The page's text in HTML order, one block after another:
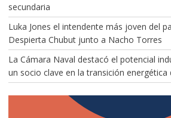
secundaria
Luka Jones el intendente más joven del
Despierta Chubut junto a Nacho Torres
La Cámara Naval destacó el potencial
un socio clave en la transición energética